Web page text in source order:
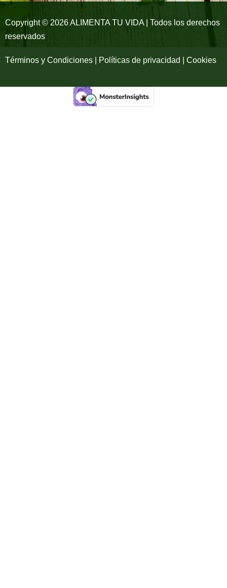
k
-
a
m
Copyright © 2026 ALIMENTA TU VIDA | Todos los derechos
reservados
Términos y Condiciones | Políticas de privacidad | Cookies